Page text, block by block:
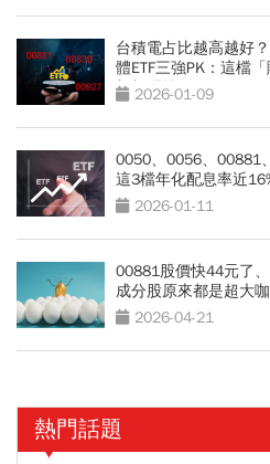
台積電占比越高越好
體ETF三強PK：這檔
新加碼策略
2026-01-09
0050、0056、00881
這3檔年化配息率近
2026-01-11
00881股價快44元了
成分股原來都是超大
2026-04-21
熱門話題